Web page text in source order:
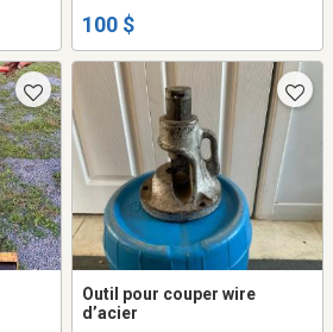
100 $
Outil pour couper wire
d’acier